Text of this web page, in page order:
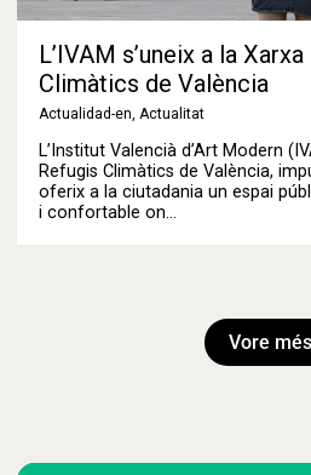
L’IVAM s’uneix a la
Climàtics de València
Actualidad-en Actualitat
L’Institut Valencià d’Art Modern
Refugis Climàtics de València,
oferix a la ciutadania un espai
i confortable on…
Vore més